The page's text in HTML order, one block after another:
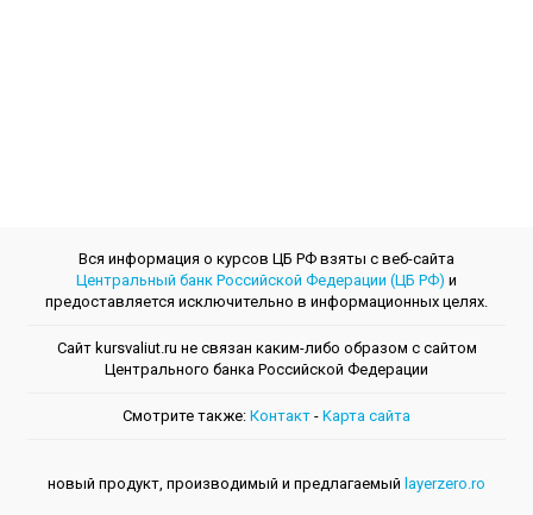
Вся информация о курсов ЦБ РФ взяты с веб-сайта
Центральный банк Российской Федерации (ЦБ РФ) и
предоставляется исключительно в информационных целях.
Сайт kursvaliut.ru не связан каким-либо образом с сайтом
Центрального банкa Российской Федерации
Смотрите также: Контакт - Kарта сайта
новый продукт, производимый и предлагаемый layerzero.ro